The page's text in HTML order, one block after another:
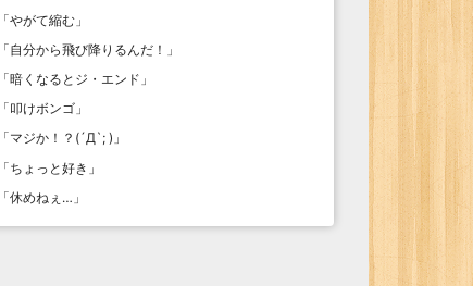
「やがて縮む 」
「自分から飛び降りるんだ！ 」
「暗くなるとジ・エンド 」
「叩けボンゴ 」
「マジか！？(´Д`; ) 」
「ちょっと好き 」
「休めねぇ… 」